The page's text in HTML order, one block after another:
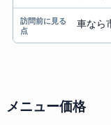
車なら
メニュー価格